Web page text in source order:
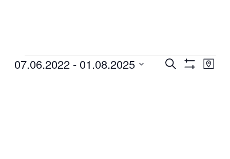
Veranstaltungen
Suche
Karte
07.06.2022 - 01.08.2025